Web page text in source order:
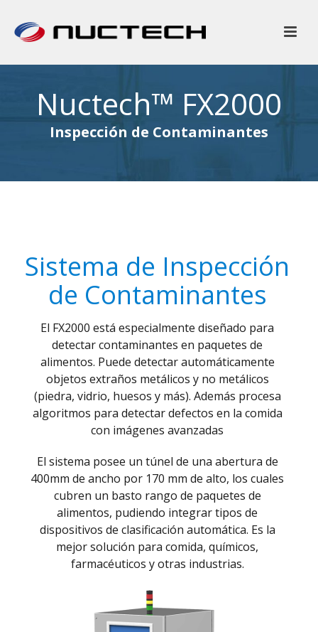
Nuctech™ FX2000
Inspección de Contaminantes
Sistema de Inspección
de Contaminantes
El FX2000 está especialmente diseñado para
detectar contaminantes en paquetes de
alimentos. Puede detectar automáticamente
objetos extraños metálicos y no metálicos
(piedra, vidrio, huesos y más). Además procesa
algoritmos para detectar defectos en la comida
con imágenes avanzadas
El sistema posee un túnel de una abertura de
400mm de ancho por 170 mm de alto, los cuales
cubren un basto rango de paquetes de
alimentos, pudiendo integrar tipos de
dispositivos de clasificación automática. Es la
mejor solución para comida, químicos,
farmacéuticos y otras industrias.